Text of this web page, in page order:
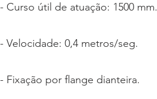
- Curso útil de atuação: 1500 mm.
- Velocidade: 0,4 metros/seg.
- Fixação por flange dianteira.